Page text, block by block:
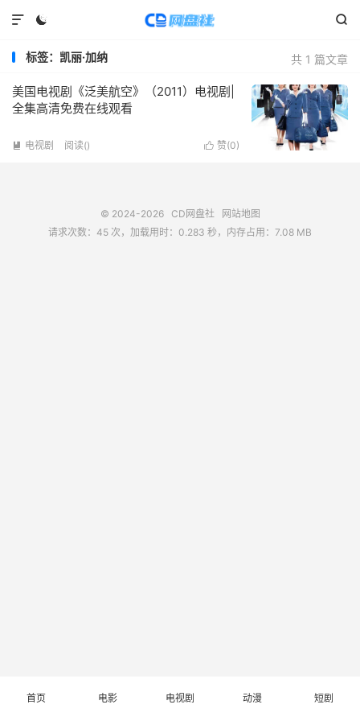
 

共 1 篇文章
标签：凯丽·加纳
美国电视剧《泛美航空》（2011）电视剧|
全集高清免费在线观看
 赞(0)
 电视剧 阅读()
© 2024-2026 CD网盘社
网站地图
请求次数：45 次，加载用时：0.283 秒，内存占用：7.08 MB
首页 电影 电视剧 动漫 短剧